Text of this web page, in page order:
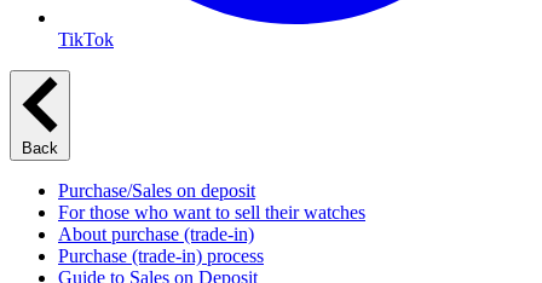
TikTok
Back
Purchase/Sales on deposit
For those who want to sell their watches
About purchase (trade-in)
Purchase (trade-in) process
Guide to Sales on Deposit